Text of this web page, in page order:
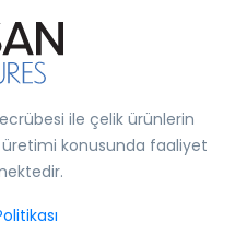
tecrübesi ile çelik ürünlerin
üretimi konusunda faaliyet